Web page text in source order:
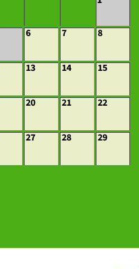
6 7 8
13 14 15
20 21 22
27 28 29